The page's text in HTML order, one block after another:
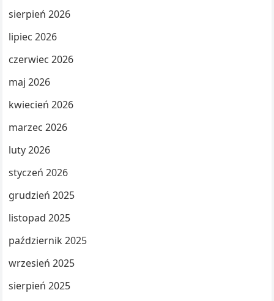
sierpień 2026
lipiec 2026
czerwiec 2026
maj 2026
kwiecień 2026
marzec 2026
luty 2026
styczeń 2026
grudzień 2025
listopad 2025
październik 2025
wrzesień 2025
sierpień 2025